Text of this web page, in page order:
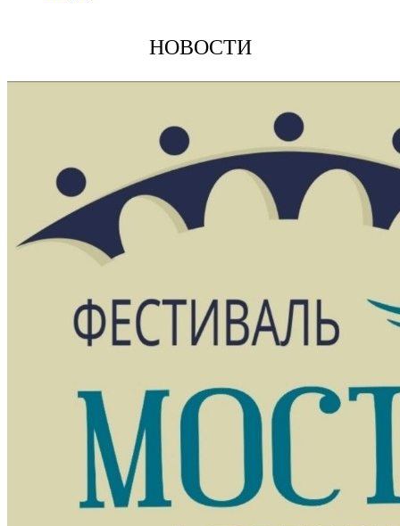
НОВОСТИ